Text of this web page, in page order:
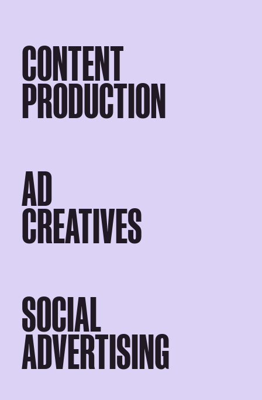
AD
CREATIVES
CONTENT
PRODUCTION
SOCIAL
ADVERTISING